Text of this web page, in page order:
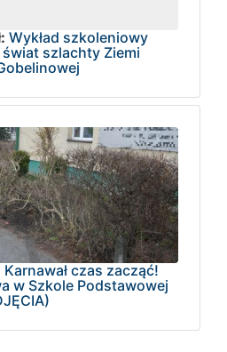
Wykład szkoleniowy
świat szlachty Ziemi
Karnawał czas zacząć!
w Szkole Podstawowej